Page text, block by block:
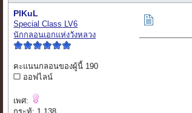
PIKuL
Special Class LV6
นักกลอนเอกแห่งวังหลวง
คะแนนกลอนของผู้นี้ 190
ออฟไลน์
เพศ: